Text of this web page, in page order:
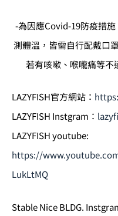
-為因應Covid-19防疫措
測體溫，皆需自行配戴口
若有咳嗽、喉嚨痛等不
LAZYFISH官方網站：
LAZYFISH Instgram：
LAZYFISH youtube:
https://
LukLtMQ
Stable Nice BLDG.